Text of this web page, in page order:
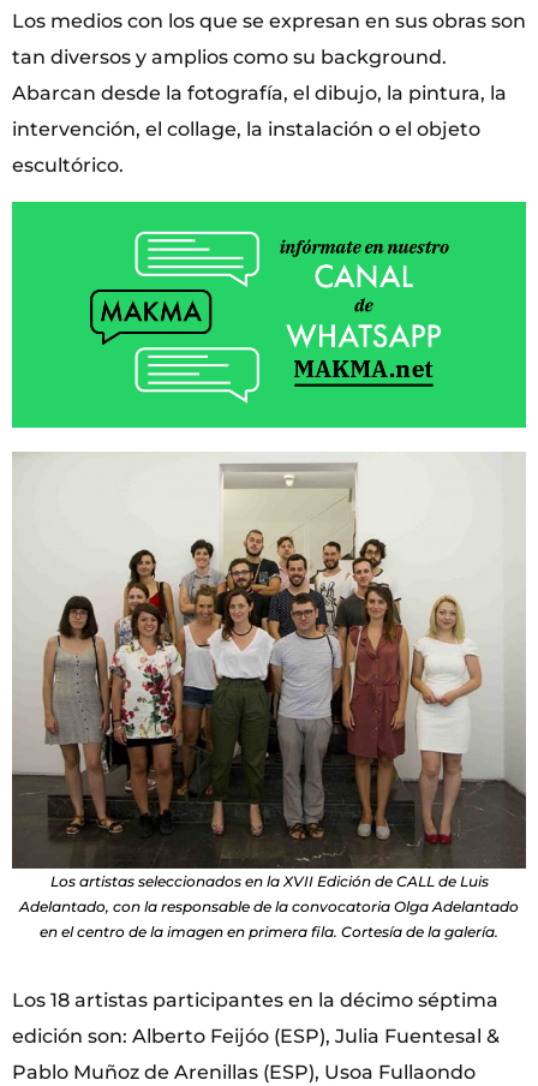
Los medios con los que se expresan en sus obras son
tan diversos y amplios como su background.
Abarcan desde la fotografía, el dibujo, la pintura, la
intervención, el collage, la instalación o el objeto
escultórico.
Los artistas seleccionados en la XVII Edición de CALL de Luis
Adelantado, con la responsable de la convocatoria Olga Adelantado
en el centro de la imagen en primera fila. Cortesía de la galería.
Los 18 artistas participantes en la décimo séptima
edición son: Alberto Feijóo (ESP), Julia Fuentesal &
Pablo Muñoz de Arenillas (ESP), Usoa Fullaondo